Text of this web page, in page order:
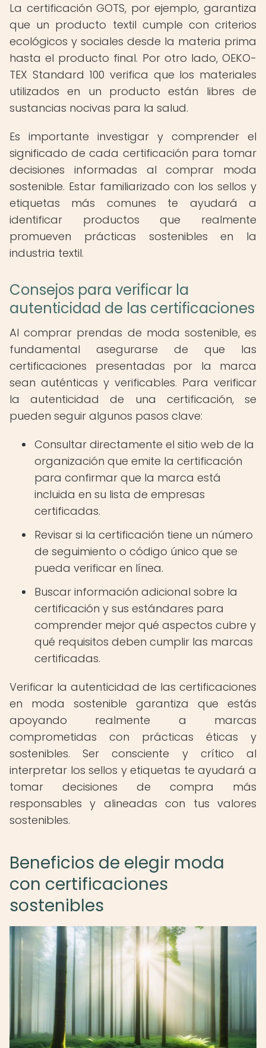
La certificación GOTS, por ejemplo, garantiza
que un producto textil cumple con criterios
ecológicos y sociales desde la materia prima
hasta el producto final. Por otro lado, OEKO-
TEX Standard 100 verifica que los materiales
utilizados en un producto están libres de
sustancias nocivas para la salud.
Es importante investigar y comprender el
significado de cada certificación para tomar
decisiones informadas al comprar moda
sostenible. Estar familiarizado con los sellos y
etiquetas más comunes te ayudará a
identificar productos que realmente
promueven prácticas sostenibles en la
industria textil.
Consejos para verificar la
autenticidad de las certificaciones
Al comprar prendas de moda sostenible, es
fundamental asegurarse de que las
certificaciones presentadas por la marca
sean auténticas y verificables. Para verificar
la autenticidad de una certificación, se
pueden seguir algunos pasos clave:
Consultar directamente el sitio web de la
organización que emite la certificación
para confirmar que la marca está
incluida en su lista de empresas
certificadas.
Revisar si la certificación tiene un número
de seguimiento o código único que se
pueda verificar en línea.
Buscar información adicional sobre la
certificación y sus estándares para
comprender mejor qué aspectos cubre y
qué requisitos deben cumplir las marcas
certificadas.
Verificar la autenticidad de las certificaciones
en moda sostenible garantiza que estás
apoyando realmente a marcas
comprometidas con prácticas éticas y
sostenibles. Ser consciente y crítico al
interpretar los sellos y etiquetas te ayudará a
tomar decisiones de compra más
responsables y alineadas con tus valores
sostenibles.
Beneficios de elegir moda
con certificaciones
sostenibles